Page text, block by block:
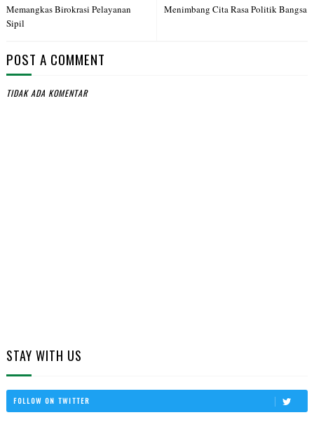
Menimbang Cita Rasa Politik Bangsa
Memangkas Birokrasi Pelayanan
Sipil
POST A COMMENT
TIDAK ADA KOMENTAR
STAY WITH US
FOLLOW ON TWITTER